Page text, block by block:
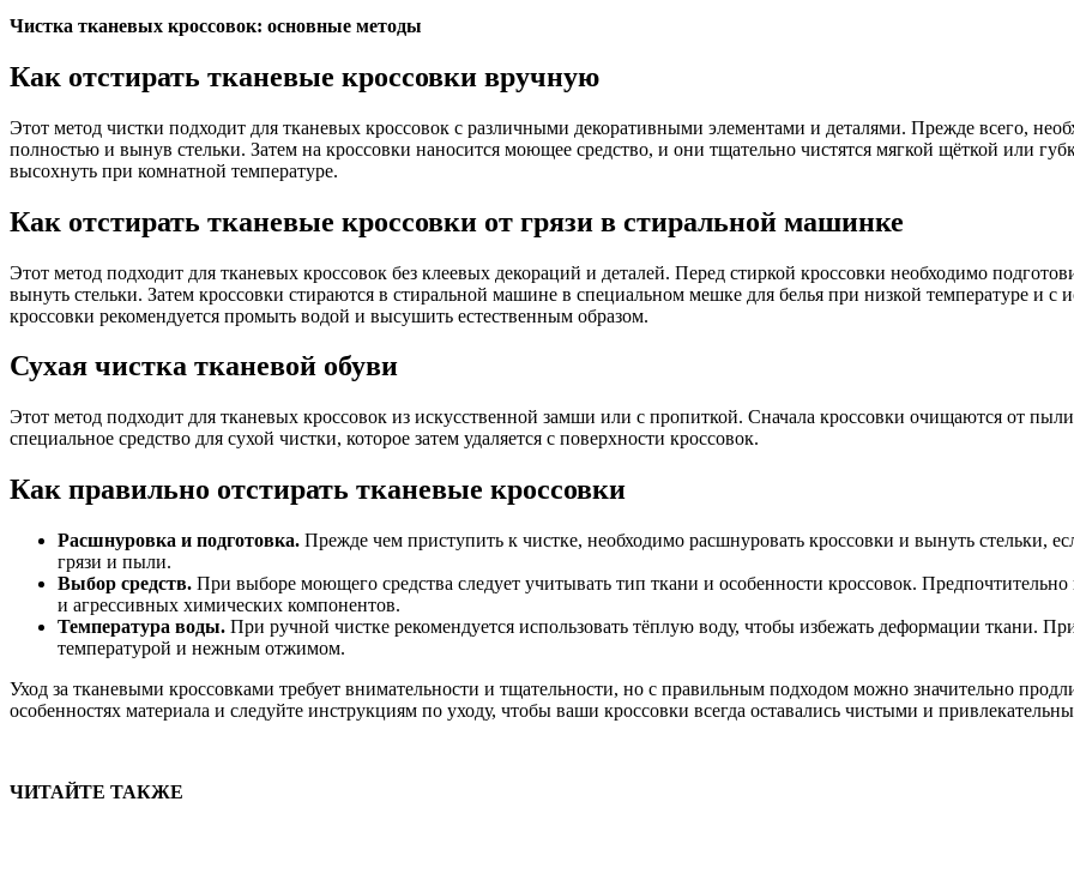
Чистка тканевых кроссовок: основные методы
Как отстирать тканевые кроссовки вручную
Этот метод чистки подходит для тканевых кроссовок с различными декоративными элементами и деталями. Прежде всего,
полностью и вынув стельки. Затем на кроссовки наносится моющее средство, и они тщательно чистятся мягкой щёткой или
высохнуть при комнатной температуре.
Как отстирать тканевые кроссовки от грязи в стиральной машинке
Этот метод подходит для тканевых кроссовок без клеевых декораций и деталей. Перед стиркой кроссовки необходимо
вынуть стельки. Затем кроссовки стираются в стиральной машине в специальном мешке для белья при низкой температуре и с
кроссовки рекомендуется промыть водой и высушить естественным образом.
Сухая чистка тканевой обуви
Этот метод подходит для тканевых кроссовок из искусственной замши или с пропиткой. Сначала кроссовки очищаются от
специальное средство для сухой чистки, которое затем удаляется с поверхности кроссовок.
Как правильно отстирать тканевые кроссовки
Расшнуровка и подготовка. Прежде чем приступить к чистке, необходимо расшнуровать кроссовки и вынуть стельки,
грязи и пыли.
Выбор средств. При выборе моющего средства следует учитывать тип ткани и особенности кроссовок. Предпочтительно
и агрессивных химических компонентов.
Температура воды. При ручной чистке рекомендуется использовать тёплую воду, чтобы избежать деформации ткани.
температурой и нежным отжимом.
Уход за тканевыми кроссовками требует внимательности и тщательности, но с правильным подходом можно значительно
особенностях материала и следуйте инструкциям по уходу, чтобы ваши кроссовки всегда оставались чистыми и
ЧИТАЙТЕ ТАКЖЕ